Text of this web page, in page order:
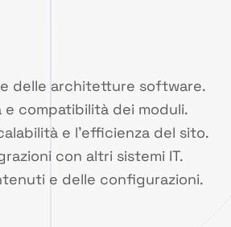
delle architetture software.
compatibilità dei moduli.
e l’efficienza del sito.
con altri sistemi IT.
e delle configurazioni.